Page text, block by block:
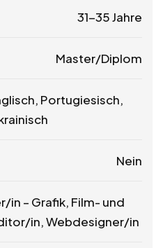
31-35 Jahre
Master/Diplom
Portugiesisch,
Nein
in – Grafik, Film- und
in, Webdesigner/in